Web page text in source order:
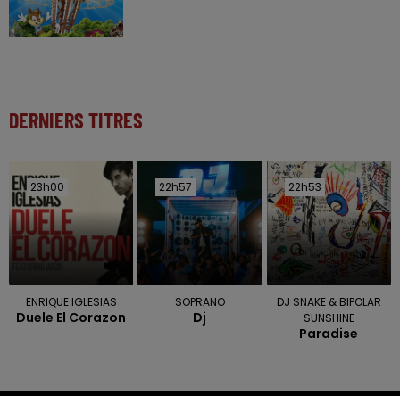
DERNIERS TITRES
23h00
23h00
ENRIQUE IGLESIAS
Duele El Corazon
22h57
22h57
SOPRANO
Dj
22h53
22h53
DJ SNAKE & BIPOLAR
SUNSHINE
Paradise